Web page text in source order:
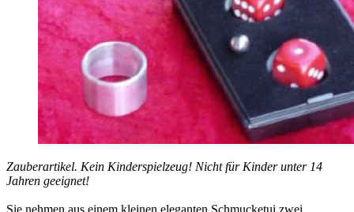
Zauberartikel. Kein Kinderspielzeug! Nicht für Kinder unter 14
Jahren geeignet!
Sie nehmen aus einem kleinen eleganten Schmucketui zwei